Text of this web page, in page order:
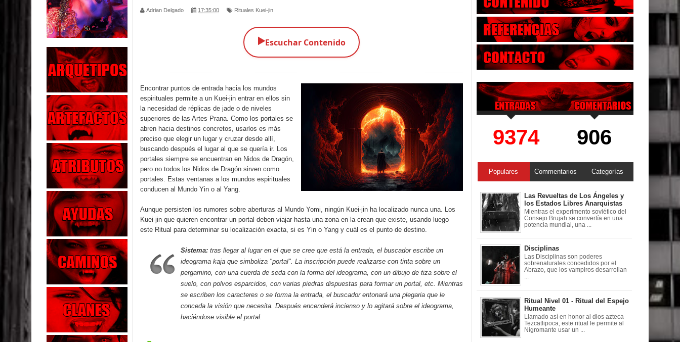
Parte 01: Escondido a Plena Luz
Parte 02: El Enemigo de mi Enemigo
Parte 06: Coletazos
Parte 05: Los Horrores del Infierno
Parte 04: Oídos Sordos
Parte 03: La Traición
Parte 02: Vuelve el Hijo Prodigo
Parte 03: Reflexiones
Parte 02: Un Bicho Raro
Adrian Delgado 17:35:00 Rituales Kuei-jin
▶️Escuchar Contenido
Encontrar puntos de entrada hacia los mundos
espirituales permite a un Kuei-jin entrar en ellos sin
la necesidad de réplicas de jade o de niveles
superiores de las Artes Prana. Como los portales se
abren hacia destinos concretos, usarlos es más
preciso que elegir un lugar y cruzar desde allí,
buscando después el lugar al que se quería ir. Los
portales siempre se encuentran en Nidos de Dragón,
pero no todos los Nidos de Dragón sirven como
portales. Estas ventanas a los mundos espirituales
conducen al Mundo Yin o al Yang.
Aunque persisten los rumores sobre aberturas al Mundo Yomi, ningún Kuei-jin ha localizado nunca una. Los
Kuei-jin que quieren encontrar un portal deben viajar hasta una zona en la crean que existe, usando luego
este Ritual para determinar su localización exacta, si es Yin o Yang y cuál es el punto de destino.
Sistema: tras llegar al lugar en el que se cree que está la entrada, el buscador escribe un
ideograma kaja que simboliza "portal". La inscripción puede realizarse con tinta sobre un
pergamino, con una cuerda de seda con la forma del ideograma, con un dibujo de tiza sobre el
suelo, con polvos esparcidos, con varias piedras dispuestas para formar un portal, etc. Mientras
se escriben los caracteres o se forma la entrada, el buscador entonará una plegaria que le
conceda la visión que necesita. Después encenderá incienso y lo agitará sobre el ideograma,
haciéndose visible el portal.
9374 906
Populares Commentarios Categorías
Las Revueltas de Los Ángeles y
los Estados Libres Anarquistas
Mientras el experimento soviético del
Consejo Brujah se convertía en una
potencia mundial, una ...
Disciplinas
Las Disciplinas son poderes
sobrenaturales concedidos por el
Abrazo, que los vampiros desarrollan
Ritual Nivel 01 - Ritual del Espejo
Humeante
Llamado así en honor al dios azteca
Tezcatlipoca, este ritual le permite al
Nigromante usar un ...